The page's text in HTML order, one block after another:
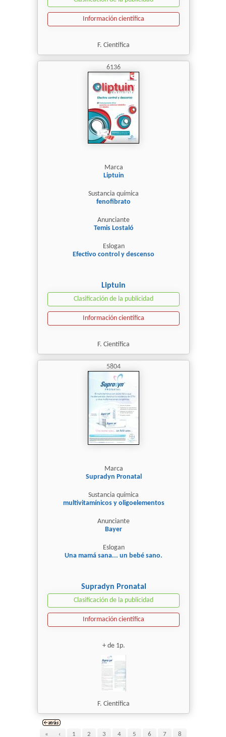
Información científica
F. Científica
6136
Marca
Liptuin
Sustancia química
fenofibrato
Anunciante
Temis Lostaló
Eslogan
Efectivo control y descenso
Liptuin
Clasificación de la publicidad
Información científica
F. Científica
5804
Marca
Supradyn Pronatal
Sustancia química
multivitamínicos y oligoelementos
Anunciante
Bayer
Eslogan
Una mamá sana... un bebé sano.
Supradyn Pronatal
Clasificación de la publicidad
Información científica
+ de 1p.
F. Científica
« ‹ 1 2 3 4 5 6 7 8